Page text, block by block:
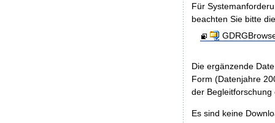
Für
beachten Sie bitte
Die ergänzende
Form (Datenjahre
der
Es sind keine